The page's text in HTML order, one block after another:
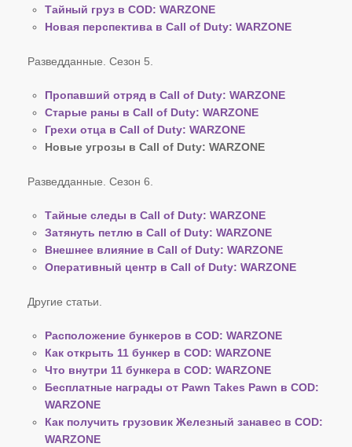
Тайный груз в COD: WARZONE
Новая перспектива в Call of Duty: WARZONE
Разведданные. Сезон 5.
Пропавший отряд в Call of Duty: WARZONE
Старые раны в Call of Duty: WARZONE
Грехи отца в Call of Duty: WARZONE
Новые угрозы в Call of Duty: WARZONE
Разведданные. Сезон 6.
Тайные следы в Call of Duty: WARZONE
Затянуть петлю в Call of Duty: WARZONE
Внешнее влияние в Call of Duty: WARZONE
Оперативный центр в Call of Duty: WARZONE
Другие статьи.
Расположение бункеров в COD: WARZONE
Как открыть 11 бункер в COD: WARZONE
Что внутри 11 бункера в COD: WARZONE
Бесплатные награды от Pawn Takes Pawn в COD:
WARZONE
Как получить грузовик Железный занавес в COD:
WARZONE